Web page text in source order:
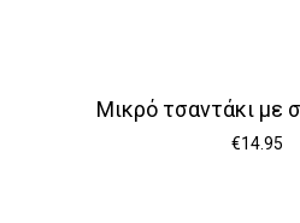
Μικρό τσαντάκι με
€14.95